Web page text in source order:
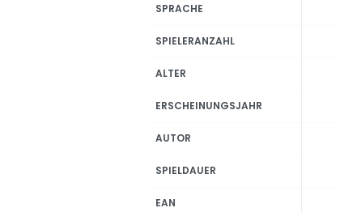
SPRACHE
SPIELERANZAHL
ALTER
ERSCHEINUNGSJAHR
AUTOR
SPIELDAUER
EAN